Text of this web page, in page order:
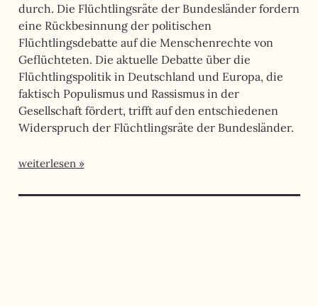
durch. Die Flüchtlingsräte der Bundesländer fordern
eine Rückbesinnung der politischen
Flüchtlingsdebatte auf die Menschenrechte von
Geflüchteten. Die aktuelle Debatte über die
Flüchtlingspolitik in Deutschland und Europa, die
faktisch Populismus und Rassismus in der
Gesellschaft fördert, trifft auf den entschiedenen
Widerspruch der Flüchtlingsräte der Bundesländer.
weiterlesen